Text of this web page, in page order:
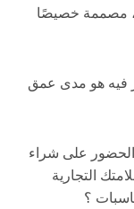
مصممة خصيصًا
فيه هو مدى عمق
على شراء
التجارية
؟